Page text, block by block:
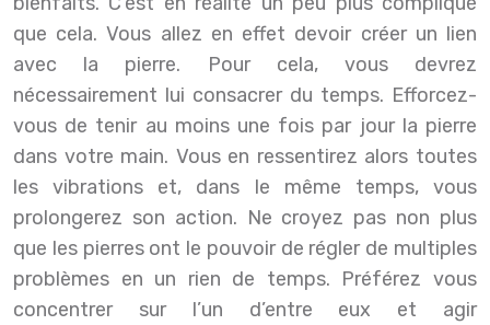
que cela. Vous allez en effet devoir créer un lien
avec la pierre. Pour cela, vous devrez
nécessairement lui consacrer du temps. Efforcez-
vous de tenir au moins une fois par jour la pierre
dans votre main. Vous en ressentirez alors toutes
les vibrations et, dans le même temps, vous
prolongerez son action. Ne croyez pas non plus
que les pierres ont le pouvoir de régler de multiples
problèmes en un rien de temps. Préférez vous
concentrer sur l’un d’entre eux et agir